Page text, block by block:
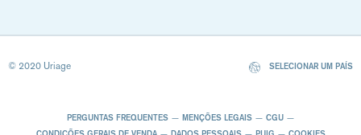
© 2020 Uriage
PERGUNTAS FREQUENTES MENÇÕES LEGAIS
CGU
SELECIONAR UM PAÍS